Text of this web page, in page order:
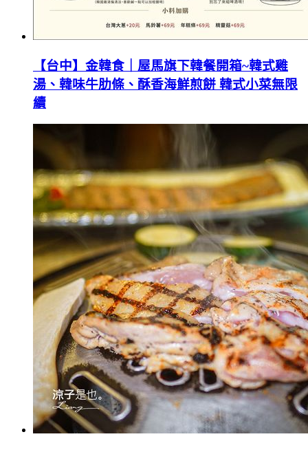
【台中】金韓食｜屋馬旗下韓餐開箱~韓式雞
湯、韓味牛肋條、酥香海鮮煎餅 韓式小菜無限
續